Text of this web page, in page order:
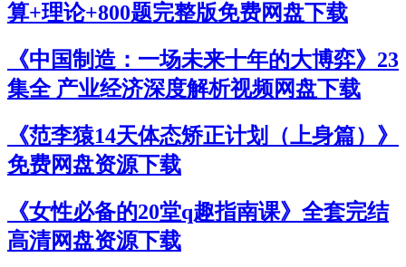
算+理论+800题完整版免费网盘下载
《中国制造：一场未来十年的大博弈》23
集全 产业经济深度解析视频网盘下载
《范李猿14天体态矫正计划（上身篇）》
免费网盘资源下载
《女性必备的20堂q趣指南课》全套完结
高清网盘资源下载